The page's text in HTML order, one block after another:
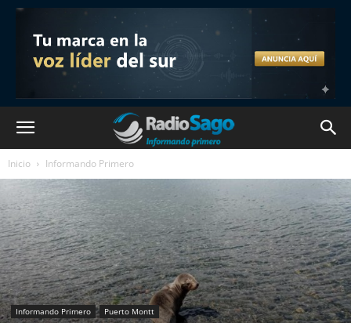
Inicio Informando Primero
Informando Primero Puerto Montt